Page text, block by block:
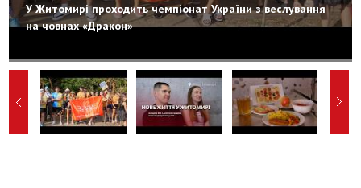
У Житомирі проходить чемпіонат України з веслування
на човнах «Дракон»